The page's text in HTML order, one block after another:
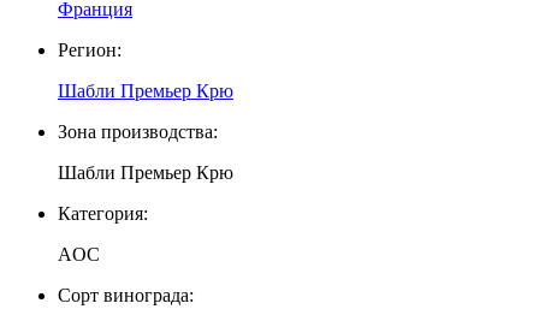
Франция
Регион:
Шабли Премьер Крю
Зона производства:
Шабли Премьер Крю
Категория:
АOС
Сорт винограда: